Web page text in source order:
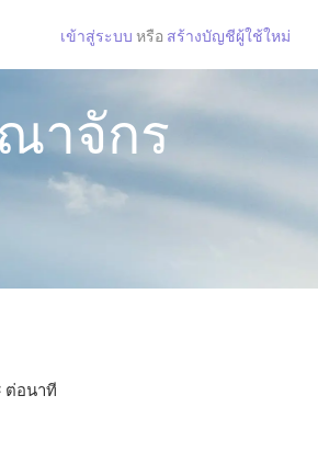
เข้าสู่ระบบ หรือ สร้างบัญชีผู้ใช้ใหม่
าจักร
ต่อนาที